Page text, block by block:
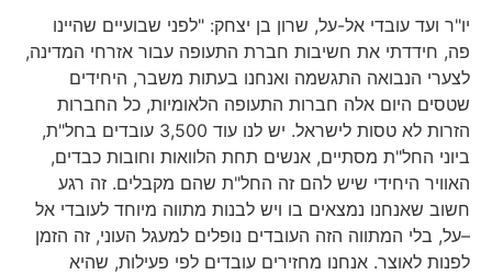
יו"ר ועד עובדי אל-על, שרון בן יצחק: "לפני שבועיים שהיינו
פה, חידדתי את חשיבות חברת התעופה עבור אזרחי המדינה,
לצערי הנבואה התגשמה ואנחנו בעתות משבר, היחידים
שטסים היום אלה חברות התעופה הלאומיות, כל החברות
הזרות לא טסות לישראל. יש לנו עוד 3,500 עובדים בחל"ת,
ביוני החל"ת מסתיים, אנשים תחת הלוואות וחובות כבדים,
האוויר היחידי שיש להם זה החל"ת שהם מקבלים. זה רגע
חשוב שאנחנו נמצאים בו ויש לבנות מתווה מיוחד לעובדי אל
–על, בלי המתווה הזה העובדים נופלים למעגל העוני, זה הזמן
לפנות לאוצר. אנחנו מחזירים עובדים לפי פעילות, שהיא